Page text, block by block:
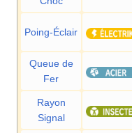
Poing-Éclair
Queue de
Fer
Rayon
Signal